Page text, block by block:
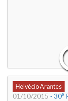
Helvécio Arantes
01/10/2015 - 30ª